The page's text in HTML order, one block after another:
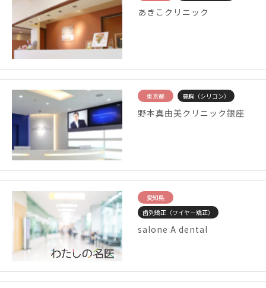
あきこクリニック
東京都 豊胸（シリコン）
野本真由美クリニック銀座
愛知県
歯列矯正（ワイヤー矯正）
salone A dental